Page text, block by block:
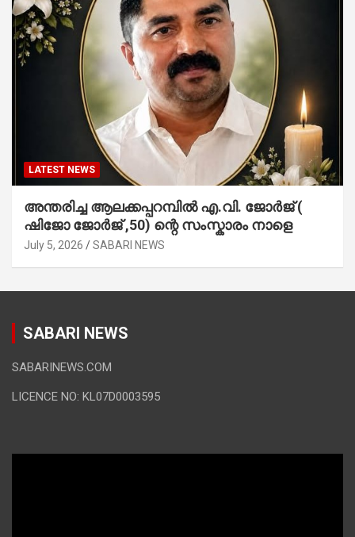
LATEST NEWS
അന്തരിച്ച ആ​ല​ക്ക​പ്പ​റമ്പിൽ​ എ.​വി. ജോ​ർ​ജ് (
ഷിജോ ജോർജ് ,50) ന്റെ സംസ്കാരം നാളെ
July 5, 2026 SABARI NEWS
SABARI NEWS
SABARINEWS.COM
LICENCE NO: KL07D0003595